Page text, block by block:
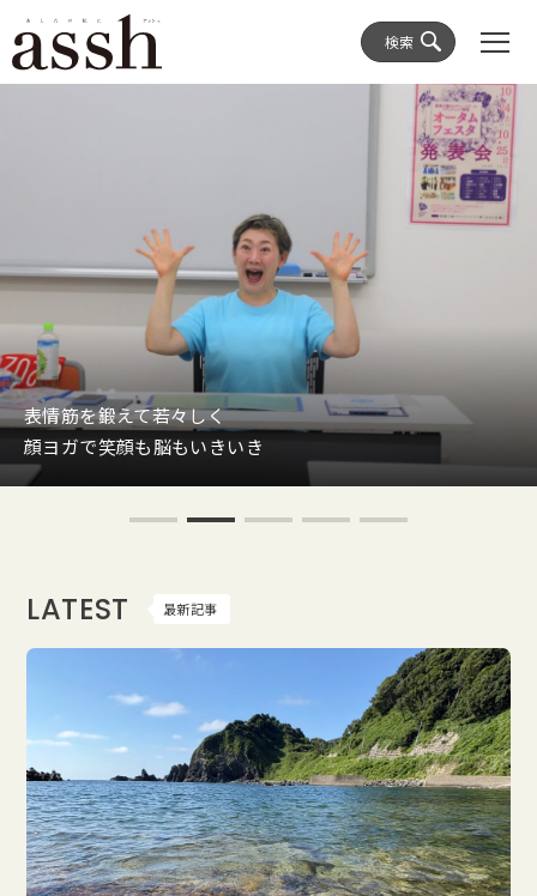
検索
表情筋を鍛えて若々しく
顔ヨガで笑顔も脳もいきいき
LATEST 最新記事